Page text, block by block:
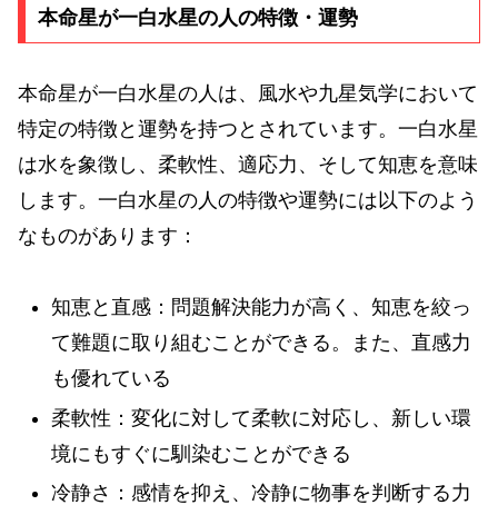
本命星が一白水星の人の特徴・運勢
本命星が一白水星の人は、風水や九星気学において
特定の特徴と運勢を持つとされています。一白水星
は水を象徴し、柔軟性、適応力、そして知恵を意味
します。一白水星の人の特徴や運勢には以下のよう
なものがあります：
知恵と直感：問題解決能力が高く、知恵を絞っ
て難題に取り組むことができる。また、直感力
も優れている
柔軟性：変化に対して柔軟に対応し、新しい環
境にもすぐに馴染むことができる
冷静さ：感情を抑え、冷静に物事を判断する力